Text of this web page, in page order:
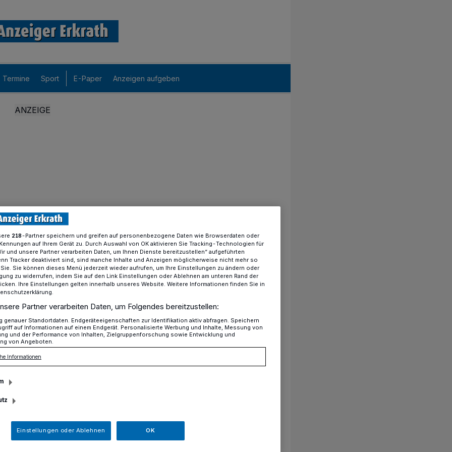
Termine Sport E-Paper Anzeigen aufgeben
ganze Familie
Neanderthal Museum
für die ganze
Sonntagsausflug mit der ganzen
Neu im Programm ist eine
Thema Steinzeit.
218-Partner speichern und greifen auf personenbezogene Daten wie Browserdaten oder
auf Ihrem Gerät zu. Durch Auswahl von OK aktivieren Sie Tracking-Technologien für
und unsere Partner verarbeiten Daten, um Ihnen Dienste bereitzustellen“ aufgeführten
Tracker deaktiviert sind, sind manche Inhalte und Anzeigen möglicherweise nicht mehr so
Sie können dieses Menü jederzeit wieder aufrufen, um Ihre Einstellungen zu ändern oder
zu widerrufen, indem Sie auf den Link Einstellungen oder Ablehnen am unteren Rand der
Ihre Einstellungen gelten innerhalb unseres Website. Weitere Informationen finden Sie in
Partner verarbeiten Daten, um Folgendes bereitzustellen:
genauer Standortdaten. Endgeräteeigenschaften zur Identifikation aktiv abfragen. Speichern
auf Informationen auf einem Endgerät. Personalisierte Werbung und Inhalte, Messung von
und der Performance von Inhalten, Zielgruppenforschung sowie Entwicklung und
von Angeboten.
Informationen
Einstellungen oder Ablehnen OK